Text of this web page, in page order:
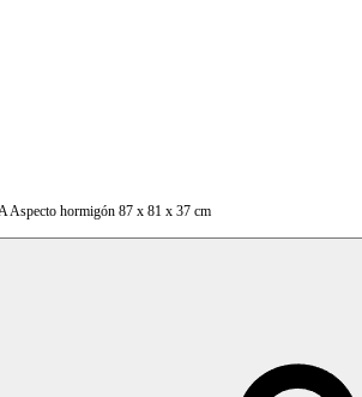
Aspecto hormigón 87 x 81 x 37 cm